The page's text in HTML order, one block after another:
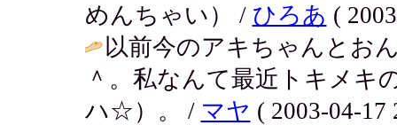
めんちゃい） / ひろあ (
以前今のアキちゃんとお
＾。私なんて最近トキメキ
ハ☆）。 / マヤ ( 2003-04-17